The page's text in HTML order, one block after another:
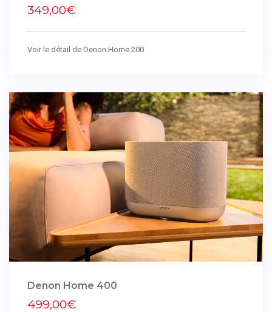
349,00€
Voir le détail de Denon Home 200
Denon Home 400
499,00€